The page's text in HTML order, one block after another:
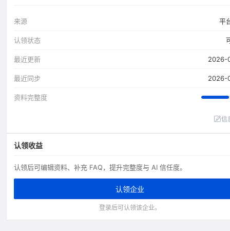
来源 平
认领状态
最近更新 2026-
最近同步 2026-
资料完整度
信
认领收益
认领后可编辑资料、补充 FAQ，提升完整度与 AI 信任度。
认领企业
登录后可认领该企业。